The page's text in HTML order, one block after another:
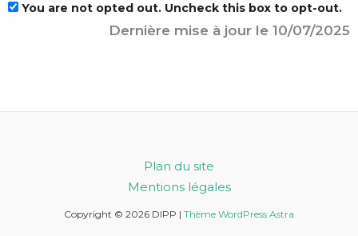
You are not opted out. Uncheck this box to opt-out.
Dernière mise à jour le 10/07/2025
Plan du site
Mentions légales
Copyright © 2026 DIPP | Thème WordPress Astra